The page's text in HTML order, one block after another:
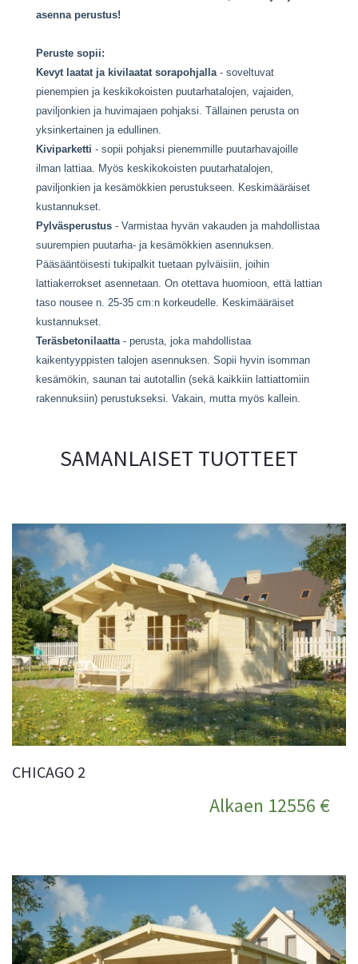
asenna perustus!
Peruste sopii:
Kevyt laatat ja kivilaatat sorapohjalla- soveltuvat
pienempien ja keskikokoisten puutarhatalojen, vajaiden,
paviljonkien ja huvimajaen pohjaksi. Tällainen perusta on
yksinkertainen ja edullinen.
Kiviparketti - sopii pohjaksi pienemmille puutarhavajoille
ilman lattiaa. Myös keskikokoisten puutarhatalojen,
paviljonkien ja kesämökkien perustukseen. Keskimääräiset
kustannukset.
Pylväsperustus - Varmistaa hyvän vakauden ja mahdollistaa
suurempien puutarha- ja kesämökkien asennuksen.
Pääsääntöisesti tukipalkit tuetaan pylväisiin, joihin
lattiakerrokset asennetaan. On otettava huomioon, että lattian
taso nousee n. 25-35 cm:n korkeudelle. Keskimääräiset
kustannukset.
Teräsbetonilaatta- perusta, joka mahdollistaa
kaikentyyppisten talojen asennuksen. Sopii hyvin isomman
kesämökin, saunan tai autotallin (sekä kaikkiin lattiattomiin
rakennuksiin) perustukseksi. Vakain, mutta myös kallein.
SAMANLAISET TUOTTEET
CHICAGO 2
Alkaen 12556 €